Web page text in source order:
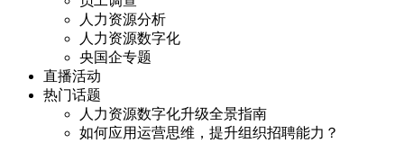
人力资源分析
人力资源数字化
央国企专题
直播活动
热门话题
人力资源数字化升级全景指南
如何应用运营思维，提升组织招聘能力？